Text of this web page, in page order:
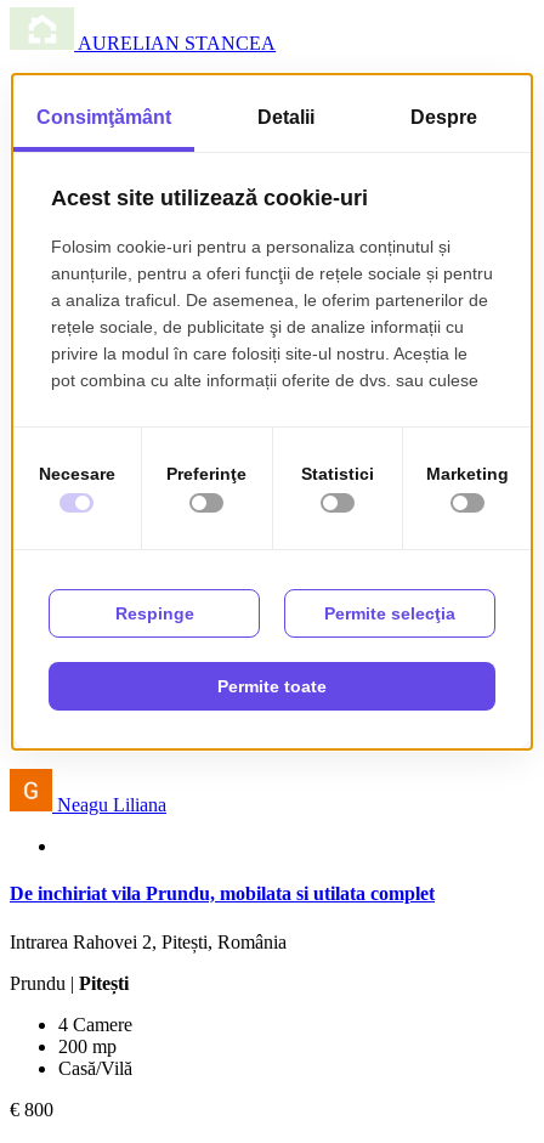
AURELIAN STANCEA
Vila elgantă de inchiriat în Centru ideală pentru cabinete
2 Băi
100 mp
Casă/Vilă
€ 1.330
Neagu Liliana
De inchiriat vila Prundu, mobilata si utilata complet
Intrarea Rahovei 2, Pitești, România
Prundu | Pitești
4 Camere
200 mp
Casă/Vilă
€ 800